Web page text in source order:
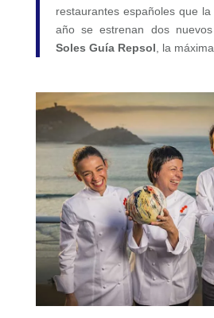
restaurantes españoles que la
año se estrenan dos
Soles Guía Repsol , la